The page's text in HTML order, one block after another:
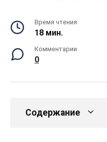
Время чтения
18 мин.
Комментарии
0
Содержание